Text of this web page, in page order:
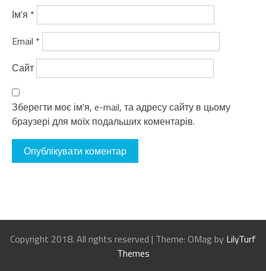
Ім'я *
Email *
Сайт
Зберегти моє ім'я, e-mail, та адресу сайту в цьому
браузері для моїх подальших коментарів.
Copyright 2018. All rights reserved | Theme: OMag by LilyTurf
Themes